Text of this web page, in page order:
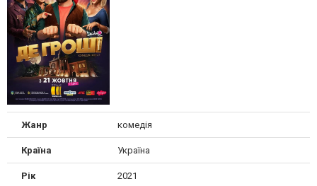
Жанр комедія
Країна Україна
Рік 2021